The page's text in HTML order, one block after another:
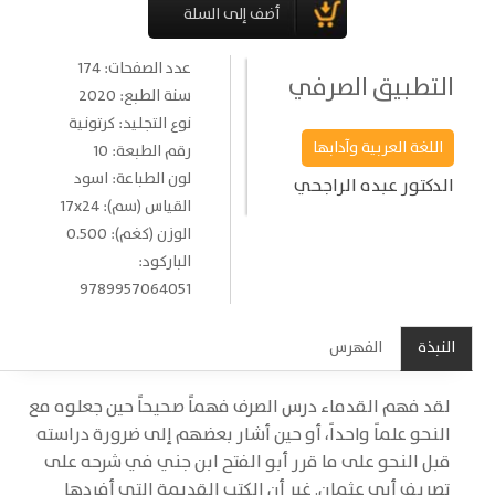
التطبيق الصرفي
اللغة العربية وآدابها
الدكتور عبده الراجحي
عدد الصفحات: 174
سنة الطبع: 2020
نوع التجليد: كرتونية
رقم الطبعة: 10
لون الطباعة: اسود
القياس (سم): 17x24
الوزن (كغم): 0.500
الباركود:
9789957064051
النبذة الفهرس
لقد فهم القدماء درس الصرف فهماً صحيحاً حين جعلوه مع
النحو علماً واحداً، أو حين أشار بعضهم إلى ضرورة دراسته
قبل النحو على ما قرر أبو الفتح ابن جني في شرحه على